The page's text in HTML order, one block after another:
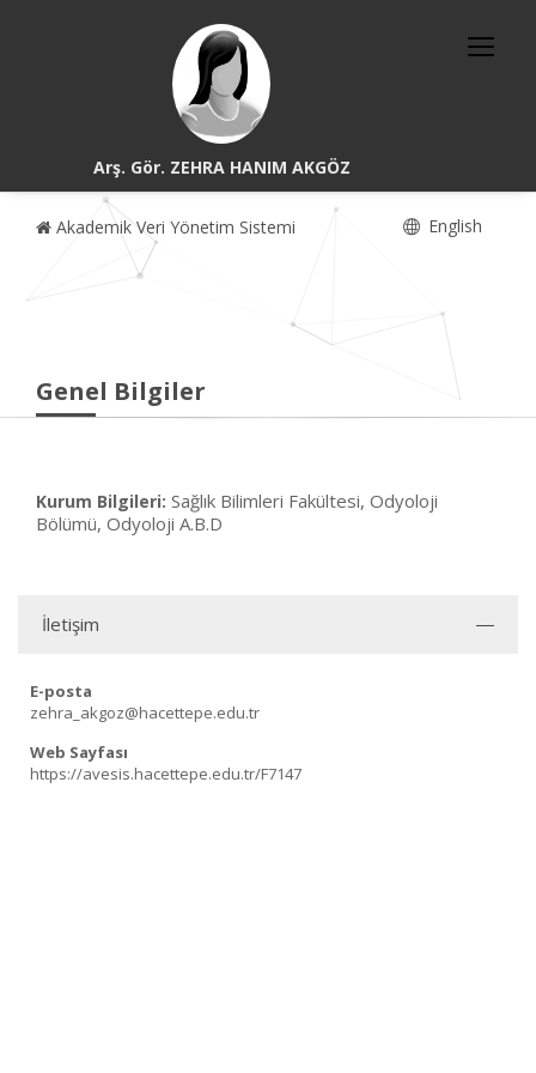
Arş. Gör. ZEHRA HANIM AKGÖZ
Akademik Veri Yönetim Sistemi English
Genel Bilgiler
Kurum Bilgileri: Sağlık Bilimleri Fakültesi, Odyoloji
Bölümü, Odyoloji A.B.D
İletişim
E-posta
zehra_akgoz@hacettepe.edu.tr
Web Sayfası
https://avesis.hacettepe.edu.tr/F7147